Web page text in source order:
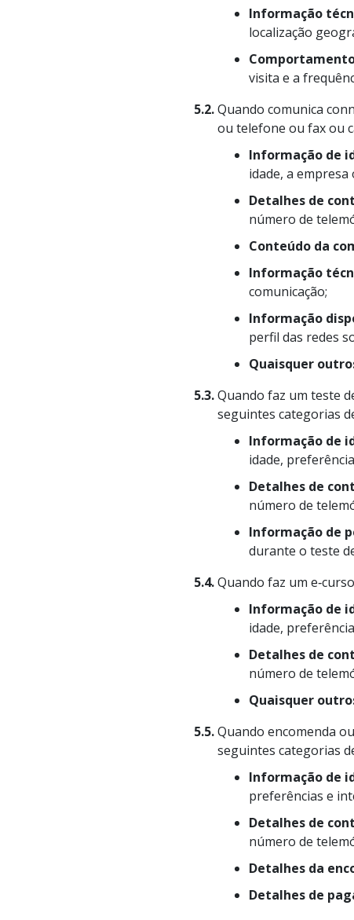
Informação
localização
visita e a
5.2.Quando comunica
ou telefone ou fax ou
Informação de
idade, a
Detalhes de
número de
Conteúdo da
Informação
comunicação;
Informação
perfil das redes
Quaisquer
5.3.Quando faz um teste
seguintes categorias
Informação de
idade,
Detalhes de
número de
Informação de
durante o teste
5.4.Quando faz um
Informação de
idade,
Detalhes de
número de
Quaisquer
5.5.Quando encomenda
seguintes categorias
Informação de
preferências e
Detalhes de
número de
Detalhes da
Detalhes de